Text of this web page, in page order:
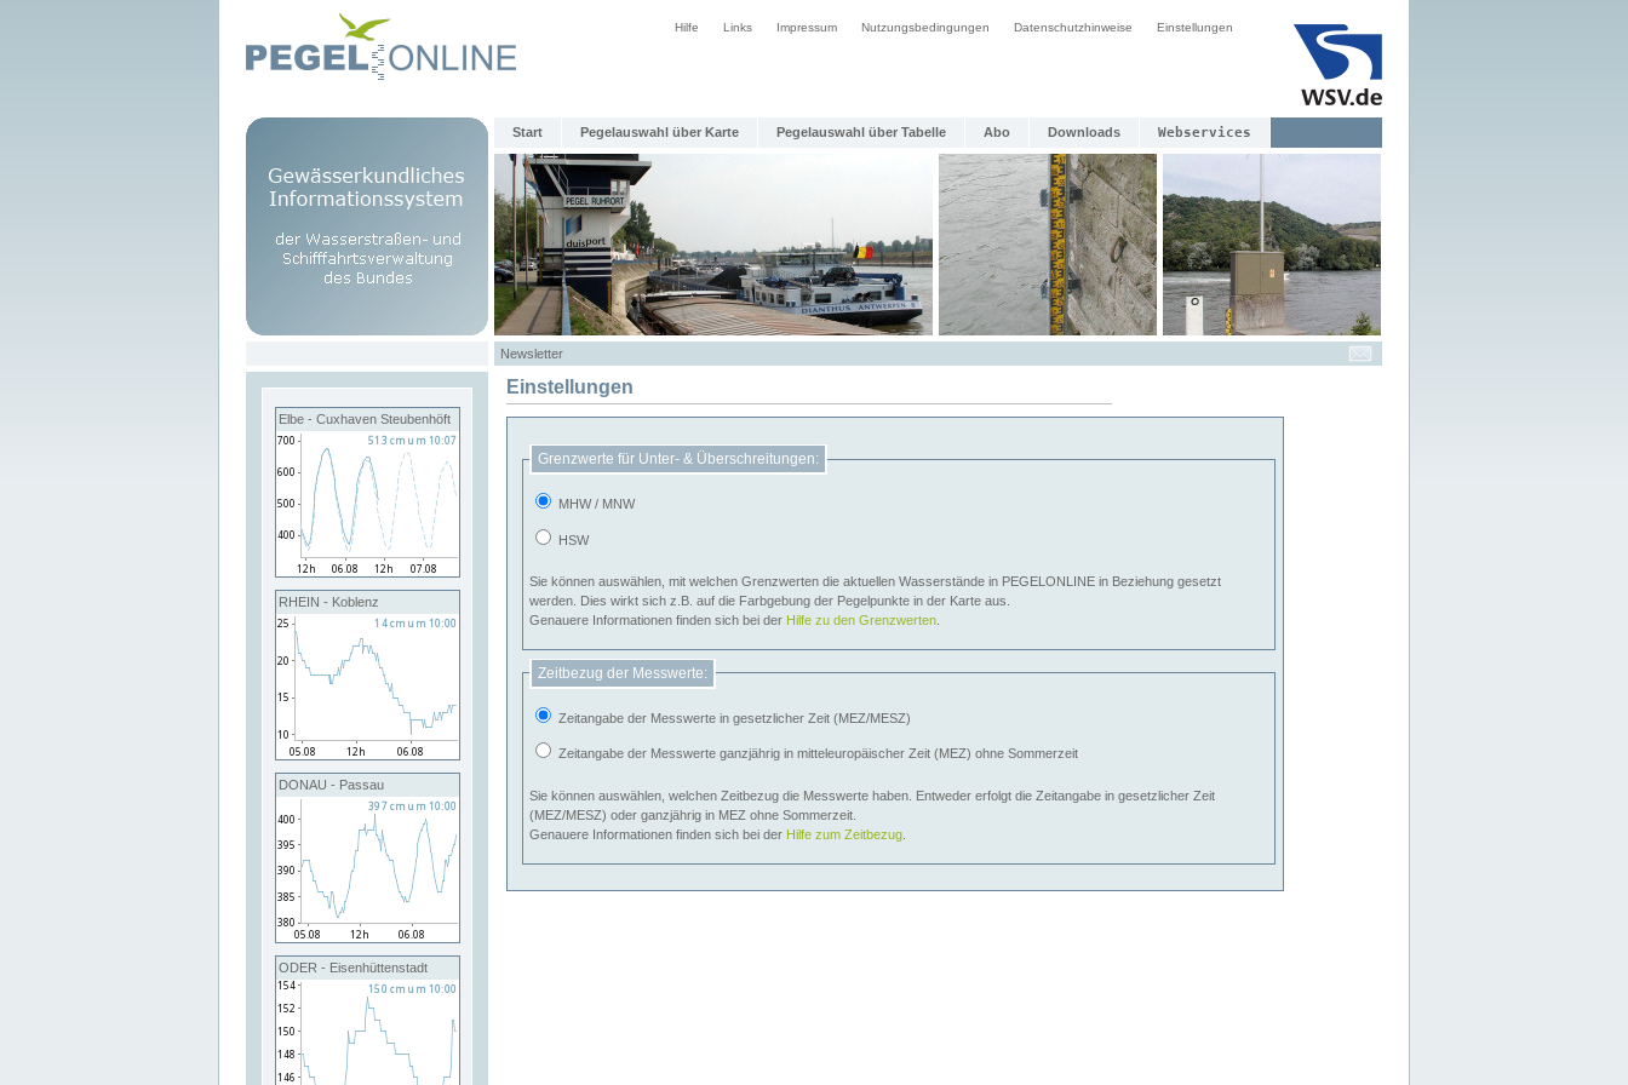
Hilfe Links Impressum Nutzungsbedingungen Datenschutzhinweise Einstellungen
Start Pegelauswahl über Karte Pegelauswahl über Tabelle Abo Downloads Webservices
Newsletter
Elbe - Cuxhaven Steubenhöft
RHEIN - Koblenz
DONAU - Passau
ODER - Eisenhüttenstadt
Einstellungen
Grenzwerte für Unter- & Überschreitungen:
MHW / MNW
HSW
Sie können auswählen, mit welchen Grenzwerten die aktuellen Wasserstände in PEGELONLINE in Beziehung gesetzt
werden. Dies wirkt sich z.B. auf die Farbgebung der Pegelpunkte in der Karte aus.
Genauere Informationen finden sich bei der Hilfe zu den Grenzwerten
Zeitbezug der Messwerte:
Zeitangabe der Messwerte in gesetzlicher Zeit (MEZ/MESZ)
Zeitangabe der Messwerte ganzjährig in mitteleuropäischer Zeit (MEZ) ohne Sommerzeit
Sie können auswählen, welchen Zeitbezug die Messwerte haben. Entweder erfolgt die Zeitangabe in gesetzlicher Zeit
(MEZ/MESZ) oder ganzjährig in MEZ ohne Sommerzeit.
Genauere Informationen finden sich bei der Hilfe zum Zeitbezug